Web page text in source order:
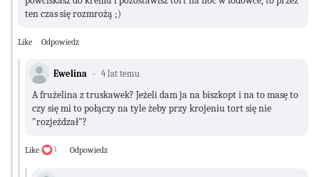
ten czas się rozmrożą ;)
Like Odpowiedz
Ewelina 4 lat temu
A frużelina z truskawek? Jeżeli dam ja na biszkopt i na to masę to
czy się mi to połączy na tyle żeby przy krojeniu tort się nie
"rozjeżdzał"?
Like 1 Odpowiedz